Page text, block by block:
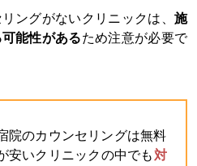
ングがないクリニックは、 施
能性があるため注意が必要で
院のカウンセリングは無料
安いクリニックの中でも対